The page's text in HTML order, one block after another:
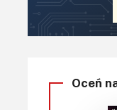
Oceń